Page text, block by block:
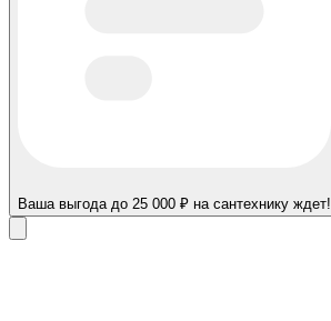
Ваша выгода до 25 000 ₽ на сантехнику ждет!